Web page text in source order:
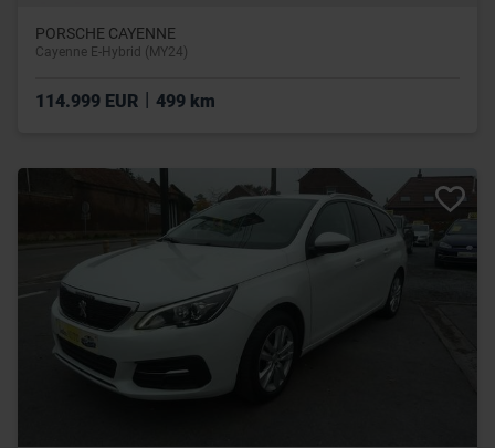
PORSCHE CAYENNE
Cayenne E-Hybrid (MY24)
114.999 EUR 499 km